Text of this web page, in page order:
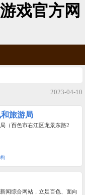
戏官方网
2023-04-10
旅游局
（百色市右江区龙景东路2
闻综合网站，立足百色、面向